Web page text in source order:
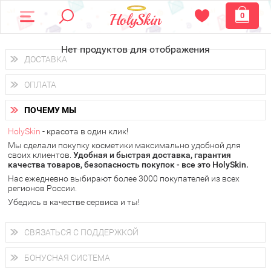
0
Нет продуктов для отображения
ДОСТАВКА
Доставка осуществляетсяпо всем городам России.
Вы можете выбрать доставку курьером, Почтой России или
получить заказ в пунктах выдачи PickPoint или пункте
самовывоза.
В 20 городах России доставка осуществляется ужена
следующий день.
у Вас всегда есть возможность получитьбесплатную
доставку от HolySkin.
подробнее об условиях доставки и оплаты в Вашем городе
ОПЛАТА
Вы можете оплатить свой заказ любым удобным способом:
наличными деньгами (
через интернет-банк (Альфа-банк, Сбербанк) и другими
электронными способами.
ПОЧЕМУ МЫ
HolySkin - красота в один клик!
Мы сделали покупку косметики максимально удобной для
своих клиентов. Удобная и быстрая доставка, гарантия
качества товаров, безопасность покупок - все это HolySkin.
Нас ежедневно выбирают более 3000 покупателей из всех
регионов России.
Убедись в качестве сервиса и ты!
СВЯЗАТЬСЯ С ПОДДЕРЖКОЙ
+7 (800) 707-24-55
Мы будем рады ответить на все Ваши вопросы по работе
магазина, проконсультировать по товарам, рассказать о
БОНУСНАЯ СИСТЕМА